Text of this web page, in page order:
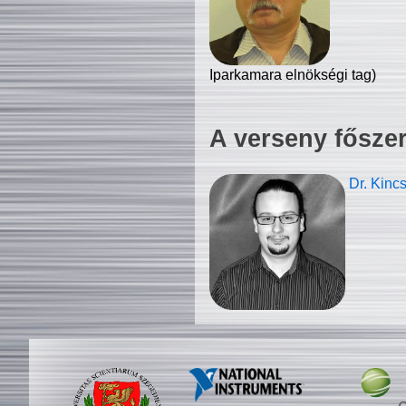
Iparkamara elnökségi tag)
A verseny
Dr.